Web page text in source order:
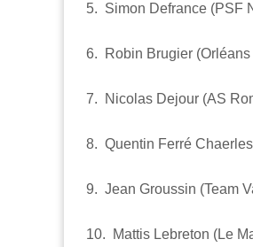
5. Simon Defrance (PSF
6. Robin Brugier (Orléans
7. Nicolas Dejour (AS
8. Quentin Ferré
9. Jean Groussin (Team
10. Mattis Lebreton (Le